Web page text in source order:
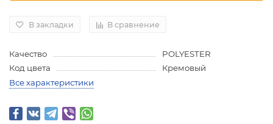
В закладки В сравнение
Качество
POLYESTER
Код цвета
Кремовый
Все характеристики